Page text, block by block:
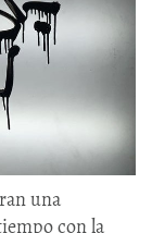
una
con la